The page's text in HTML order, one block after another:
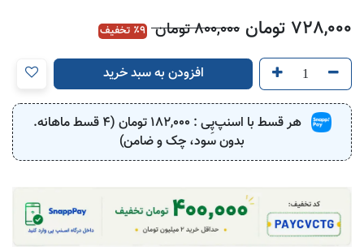
728,000 تومان 800,000تومان 9٪ تخفیف
افزودن به سبد خرید
هر قسط با اسنپ‌پِی : 182,000
تومان (4 قسط ماهانه.
بدون سود، چک و ضامن)